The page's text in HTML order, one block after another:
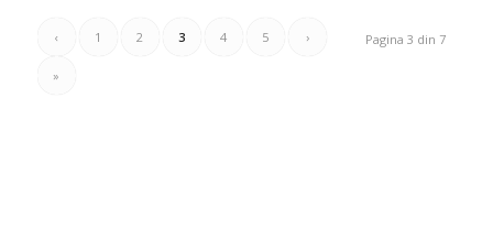
Pagina 3 din 7
‹ 1 2 3 4 5 ›
»